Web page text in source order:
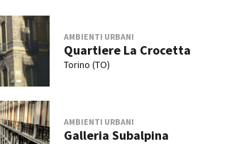
AMBIENTI URBANI
Quartiere La Crocetta
Torino (TO)
AMBIENTI URBANI
Galleria Subalpina